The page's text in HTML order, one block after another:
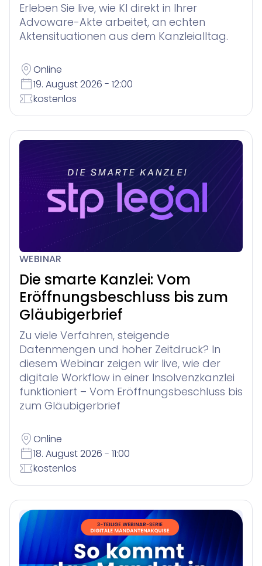
Erleben Sie live, wie KI direkt in Ihrer
Advoware-Akte arbeitet, an echten
Aktensituationen aus dem Kanzleialltag.
Online
19. August 2026 - 12:00
kostenlos
WEBINAR
Die smarte Kanzlei: Vom
Eröffnungsbeschluss bis zum
Gläubigerbrief
Zu viele Verfahren, steigende
Datenmengen und hoher Zeitdruck? In
diesem Webinar zeigen wir live, wie der
digitale Workflow in einer Insolvenzkanzlei
funktioniert – Vom Eröffnungsbeschluss bis
zum Gläubigerbrief
Online
18. August 2026 - 11:00
kostenlos